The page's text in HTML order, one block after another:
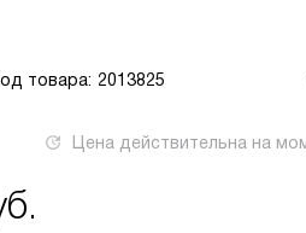
товара: 2013825
Цена действительна на